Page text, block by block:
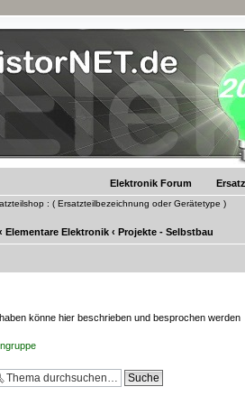
Elektronik Forum
: ( Ersatzteilbezeichnung oder Gerätetype )
‹ Elementare Elektronik ‹ Projekte - Selbstbau
könne hier beschrieben und besprochen werden